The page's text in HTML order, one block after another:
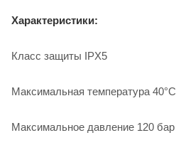
Характеристики:
Класс защиты IPX5
Максимальная температура 40°С
Максимальное давление 120 бар